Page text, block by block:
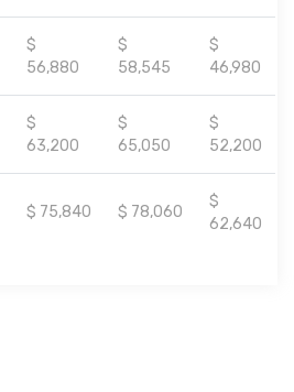
$
56,880
$
58,545
$
46,980
$
63,200
$
65,050
$
52,200
$ 75,840 $ 78,060
$
62,640